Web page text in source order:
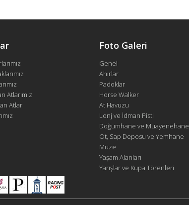
Atlarımız
Atlar
Foto Galeri
Genel
Ahırlar
Padoklar
Horse Walker
At Havuzu
Lonj ve İdman Pisti
Doğumhane ve Muayenehane
Ot, Sap Deposu ve Yemhane
Müze
Yaşam Alanları
Yarışlar ve Kupa Törenleri